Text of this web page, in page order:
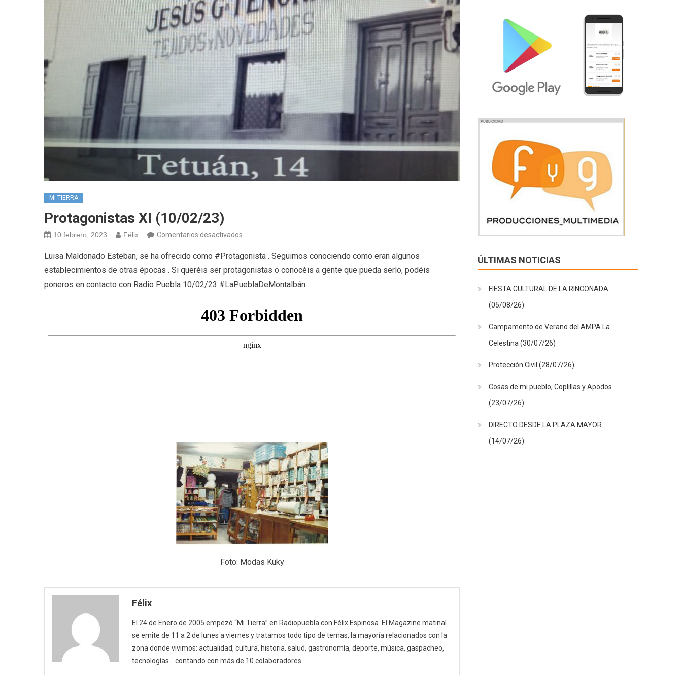
MI TIERRA
Protagonistas XI (10/02/23)
10 febrero, 2023 Félix Comentarios desactivados
XI
(10/02/23)
Luisa Maldonado Esteban, se ha ofrecido como #Protagonista . Seguimos conociendo como eran algunos
establecimientos de otras épocas . Si queréis ser protagonistas o conocéis a gente que pueda serlo, podéis
poneros en contacto con Radio Puebla 10/02/23 #LaPueblaDeMontalbán
Foto: Modas Kuky
Félix
El 24 de Enero de 2005 empezó “Mi Tierra” en Radiopuebla con Félix Espinosa. El Magazine matinal
se emite de 11 a 2 de lunes a viernes y tratamos todo tipo de temas, la mayoría relacionados con la
zona donde vivimos: actualidad, cultura, historia, salud, gastronomía, deporte, música, gaspacheo,
tecnologías… contando con más de 10 colaboradores.
ÚLTIMAS NOTICIAS
FIESTA CULTURAL DE LA RINCONADA
(05/08/26)
Campamento de Verano del AMPA La
Celestina (30/07/26)
Protección Civil (28/07/26)
Cosas de mi pueblo, Coplillas y Apodos
(23/07/26)
DIRECTO DESDE LA PLAZA MAYOR
(14/07/26)